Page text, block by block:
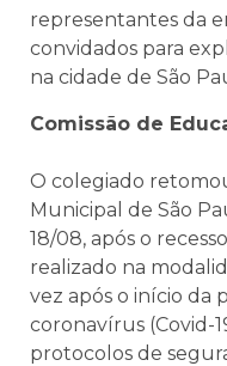
representantes da
convidados para
na cidade de São
Comissão de
O colegiado
Municipal de São
18/08, após o
realizado na
vez após o início da
coronavírus (Covid-
protocolos de